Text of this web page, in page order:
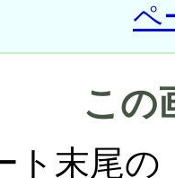
ペ
この
ト末尾の